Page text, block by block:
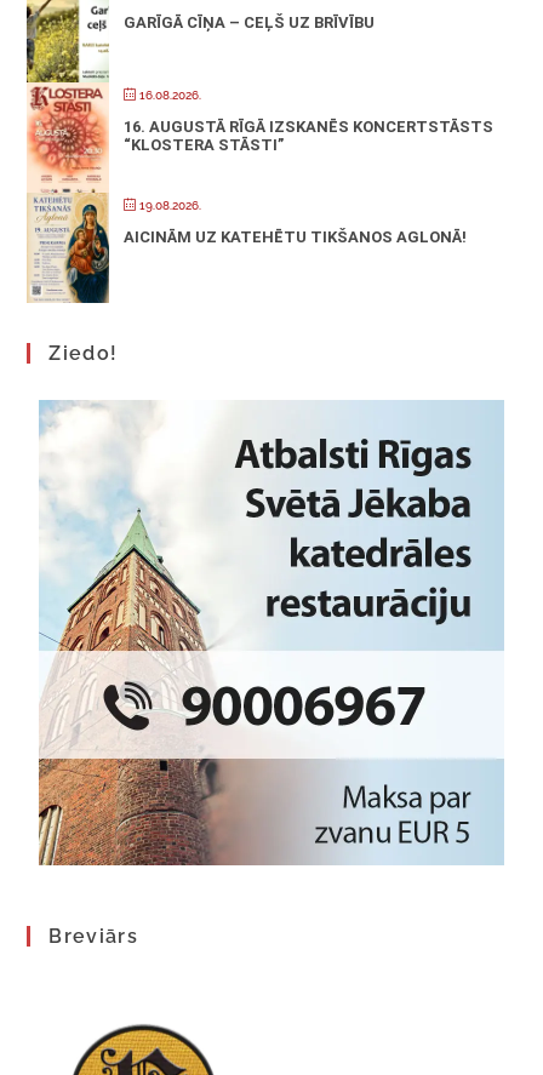
GARĪGĀ CĪŅA – CEĻŠ UZ BRĪVĪBU
16.08.2026.
16. AUGUSTĀ RĪGĀ IZSKANĒS KONCERTSTĀSTS
“KLOSTERA STĀSTI”
19.08.2026.
AICINĀM UZ KATEHĒTU TIKŠANOS AGLONĀ!
Ziedo!
Breviārs